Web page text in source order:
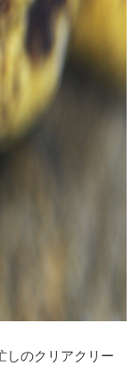
しのクリアクリー